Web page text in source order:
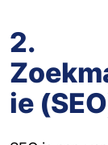
2.
ie